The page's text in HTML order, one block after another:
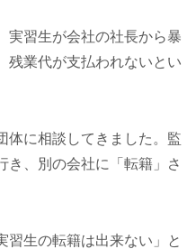
実習生が会社の社長から暴
残業代が支払われないとい
体に相談してきました。監
き、別の会社に「転籍」さ
習生の転籍は出来ない」と